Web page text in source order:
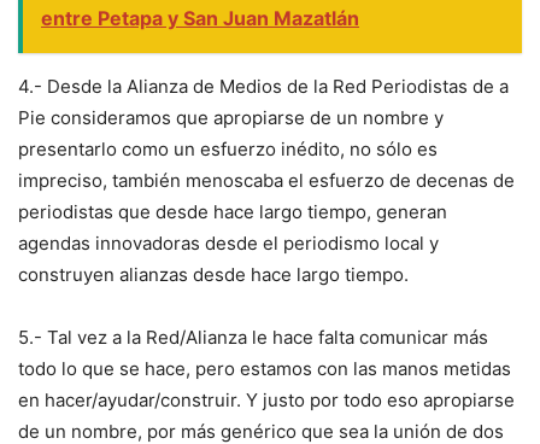
entre Petapa y San Juan Mazatlán
4.- Desde la Alianza de Medios de la Red Periodistas de a
Pie consideramos que apropiarse de un nombre y
presentarlo como un esfuerzo inédito, no sólo es
impreciso, también menoscaba el esfuerzo de decenas de
periodistas que desde hace largo tiempo, generan
agendas innovadoras desde el periodismo local y
construyen alianzas desde hace largo tiempo.
5.- Tal vez a la Red/Alianza le hace falta comunicar más
todo lo que se hace, pero estamos con las manos metidas
en hacer/ayudar/construir. Y justo por todo eso apropiarse
de un nombre, por más genérico que sea la unión de dos